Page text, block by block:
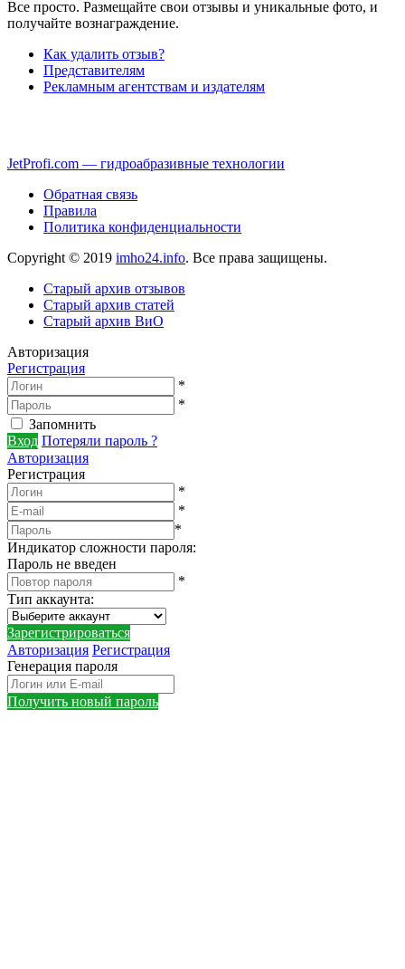
Все просто. Размещайте свои отзывы и уникальные фото, и
получайте вознаграждение.
Как удалить отзыв?
Представителям
Рекламным агентствам и издателям
JetProfi.com — гидроабразивные технологии
Обратная связь
Правила
Политика конфиденциальности
Copyright © 2019 imho24.info. Все права защищены.
Старый архив отзывов
Старый архив статей
Старый архив ВиО
Авторизация
Регистрация
*
*
Запомнить
Вход Потеряли пароль ?
Авторизация
Регистрация
*
*
*
Индикатор сложности пароля:
Пароль не введен
*
Тип аккаунта:
Зарегистрироваться
Авторизация Регистрация
Генерация пароля
Получить новый пароль